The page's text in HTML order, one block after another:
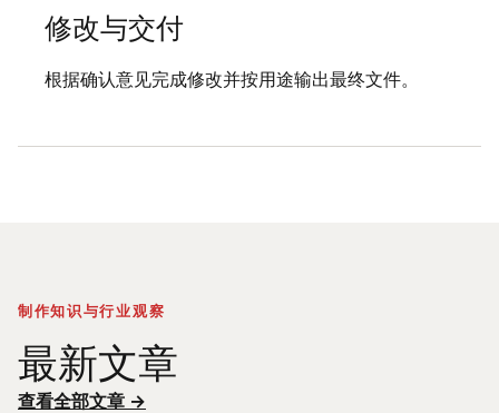
修改与交付
根据确认意见完成修改并按用途输出最终文件。
制作知识与行业观察
最新文章
查看全部文章 →